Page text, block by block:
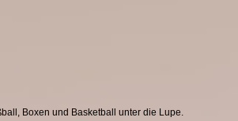
Boxen und Basketball unter die Lupe.